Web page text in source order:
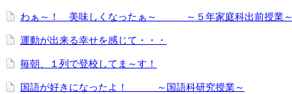
わぁ～！ 美味しくなったぁ～ ～５年家庭科出前授業～
運動が出来る幸せを感じて・・・
毎朝、１列で登校してま～す！
国語が好きになったよ！ ～国語科研究授業～